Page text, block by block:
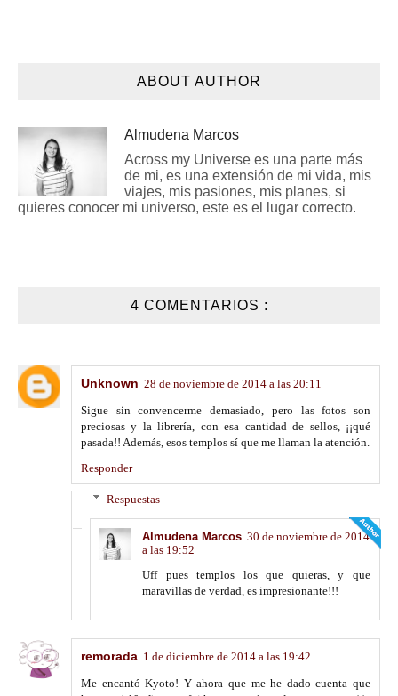
ABOUT AUTHOR
Almudena Marcos
Across my Universe es una parte más
de mi, es una extensión de mi vida, mis
viajes, mis pasiones, mis planes, si
quieres conocer mi universo, este es el lugar correcto.
4 COMENTARIOS :
Unknown 28 de noviembre de 2014 a las 20:11
Sigue sin convencerme demasiado, pero las fotos son
preciosas y la librería, con esa cantidad de sellos, ¡¡qué
pasada!! Además, esos templos sí que me llaman la atención.
Responder
Respuestas
Almudena Marcos 30 de noviembre de 2014
a las 19:52
Uff pues templos los que quieras, y que
maravillas de verdad, es impresionante!!!
remorada 1 de diciembre de 2014 a las 19:42
Me encantó Kyoto! Y ahora que me he dado cuenta que